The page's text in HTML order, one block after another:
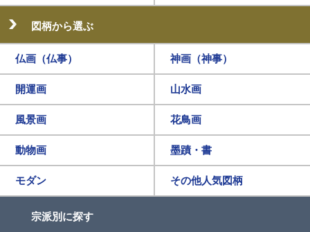
図柄から選ぶ
仏画（仏事） 神画（神事）
開運画 山水画
風景画 花鳥画
動物画 墨蹟・書
モダン その他人気図柄
宗派別に探す